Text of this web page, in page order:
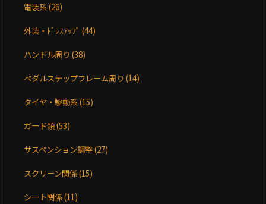
電装系(26)
外装・ﾄﾞﾚｽｱｯﾌﾟ(44)
ハンドル周り(38)
ペダルステップフレーム周り(14)
タイヤ・駆動系(15)
ガード類(53)
サスペンション調整(27)
スクリーン関係(15)
シート関係(11)